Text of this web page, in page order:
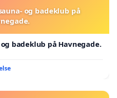
og badeklub på
badeklub på Havnegade.